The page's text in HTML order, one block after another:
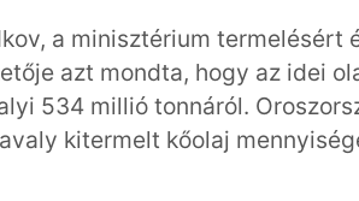
a minisztérium termelésért
azt mondta, hogy az idei
534 millió tonnáról.
kitermelt kőolaj